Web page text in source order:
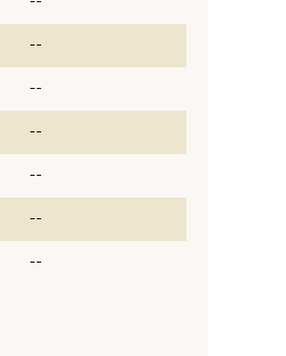
--
--
--
--
--
--